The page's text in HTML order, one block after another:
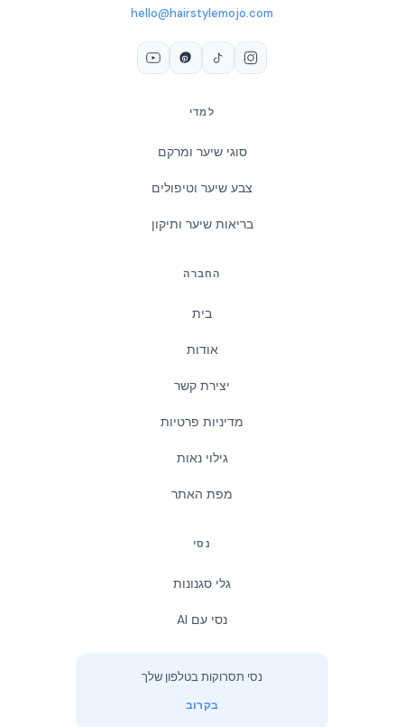
hello@hairstylemojo.com
למדי
סוגי שיער ומרקם
צבע שיער וטיפולים
בריאות שיער ותיקון
החברה
בית
אודות
יצירת קשר
מדיניות פרטיות
גילוי נאות
מפת האתר
נסי
גלי סגנונות
נסי עם AI
נסי תסרוקות בטלפון שלך
בקרוב